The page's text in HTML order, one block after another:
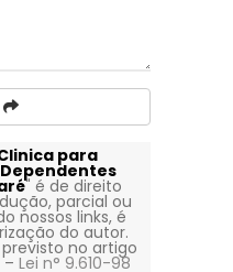
para
" é de direito
parcial ou
nossos links, é
do autor.
no artigo
–Lei n° 9.610-98